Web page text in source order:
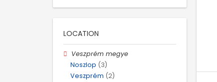
LOCATION
Veszprém megye
Noszlop (3)
Veszprém (2)